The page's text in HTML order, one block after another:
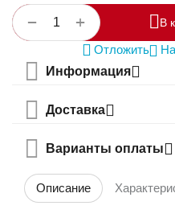
+
− В
Отложить
Информация
Доставка
Варианты оплаты
Описание